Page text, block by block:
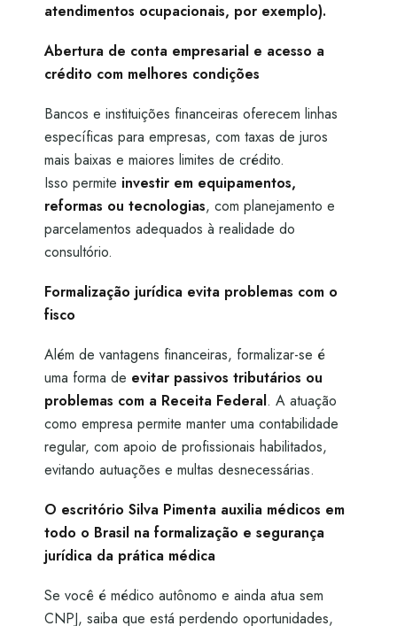
atendimentos ocupacionais, por exemplo).
Abertura de conta empresarial e acesso a
crédito com melhores condições
Bancos e instituições financeiras oferecem linhas
específicas para empresas, com taxas de juros
mais baixas e maiores limites de crédito.
Isso permite investir em equipamentos,
reformas ou tecnologias, com planejamento e
parcelamentos adequados à realidade do
consultório.
Formalização jurídica evita problemas com o
fisco
Além de vantagens financeiras, formalizar-se é
uma forma de evitar passivos tributários ou
problemas com a Receita Federal. A atuação
como empresa permite manter uma contabilidade
regular, com apoio de profissionais habilitados,
evitando autuações e multas desnecessárias.
O escritório Silva Pimenta auxilia médicos em
todo o Brasil na formalização e segurança
jurídica da prática médica
Se você é médico autônomo e ainda atua sem
CNPJ, saiba que está perdendo oportunidades,